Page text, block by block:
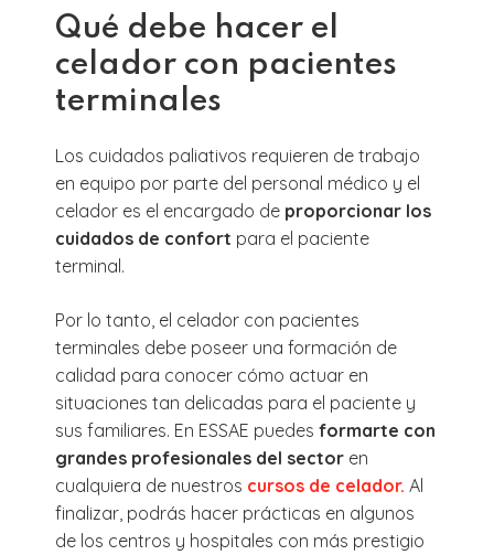
Qué debe hacer el
celador con pacientes
terminales
Los cuidados paliativos requieren de trabajo
en equipo por parte del personal médico y el
celador es el encargado de proporcionar los
cuidados de confort para el paciente
terminal.
Por lo tanto, el celador con pacientes
terminales debe poseer una formación de
calidad para conocer cómo actuar en
situaciones tan delicadas para el paciente y
sus familiares. En ESSAE puedes formarte con
grandes profesionales del sector en
cualquiera de nuestros cursos de celador. Al
finalizar, podrás hacer prácticas en algunos
de los centros y hospitales con más prestigio